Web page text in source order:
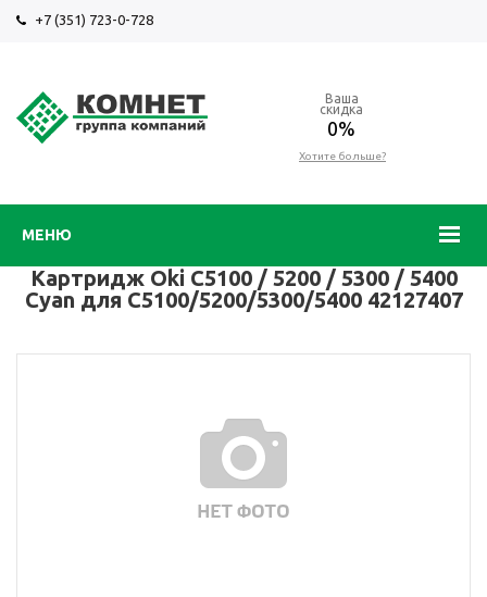
+7 (351) 723-0-728
МЕНЮ
Ваша
скидка
0%
Хотите больше?
Картридж Oki C5100 / 5200 / 5300 / 5400
Cyan для C5100/5200/5300/5400 42127407